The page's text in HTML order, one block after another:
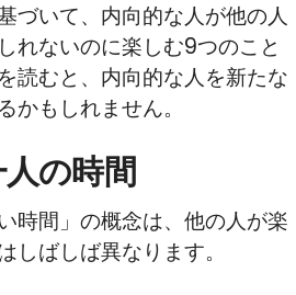
づいて、内向的な人が他の人
れないのに楽しむ9つのこと
読むと、内向的な人を新たな
かもしれません。
の時間
時間」の概念は、他の人が楽
しばしば異なります。